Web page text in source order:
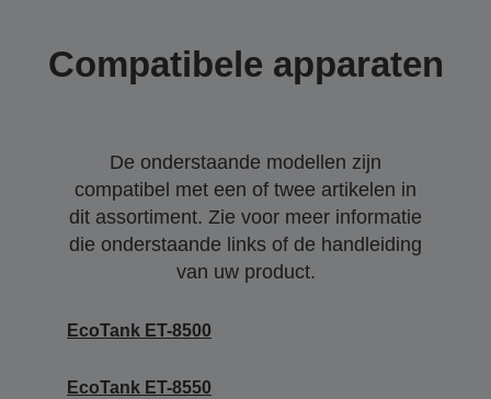
Compatibele apparaten
De onderstaande modellen zijn
compatibel met een of twee artikelen in
dit assortiment. Zie voor meer informatie
die onderstaande links of de handleiding
van uw product.
EcoTank ET-8500
EcoTank ET-8550